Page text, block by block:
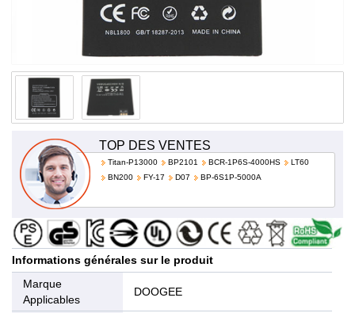
TOP DES VENTES
Titan-P13000 BP2101 BCR-1P6S-4000HS
LT60
BN200
FY-17 D07 BP-6S1P-5000A
Informations générales sur le produit
Marque
Applicables
DOOGEE